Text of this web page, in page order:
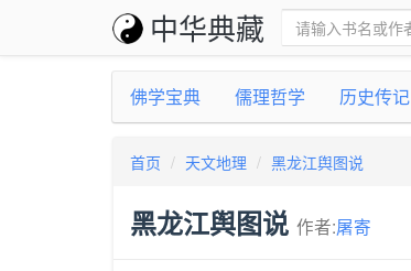
中华典藏
佛学宝典 儒理哲学 历史传记
首页 天文地理 黑龙江舆图说
黑龙江舆图说 作者:屠寄